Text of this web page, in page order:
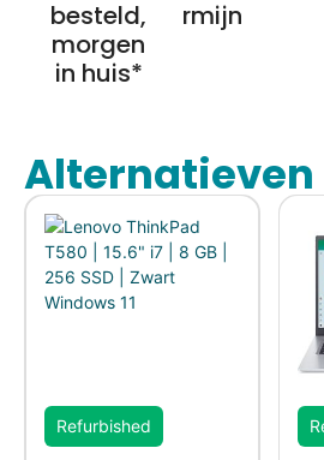
besteld,
morgen
in huis*
rmijn
Alternatieven
Refurbished